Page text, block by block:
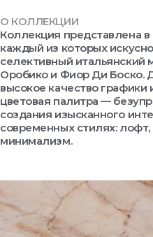
О КОЛЛЕКЦИИ
Коллекция представлена в
каждый из которых
селективный итальянский
Оробико и Фиор Ди Боско.
высокое качество графики
цветовая палитра —
создания изысканного
современных стилях: лофт,
минимализм.